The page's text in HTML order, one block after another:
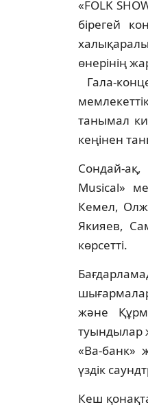
«FOLK
бірегей
өнерінің
Гала-
танымал
кеңінен
Сондай-ақ,
Musical»
Кемел,
Якияев,
көрсетті.
және
туындылар
«Ва-банк»
үздік
Кеш